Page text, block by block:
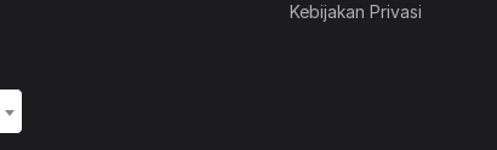
Kebijakan Privasi